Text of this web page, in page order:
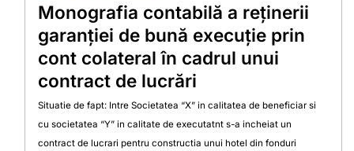
Monografia contabilă a reținerii
garanției de bună execuție prin
cont colateral în cadrul unui
contract de lucrări
Situatie de fapt: Intre Societatea “X” in calitatea de beneficiar si
cu societatea “Y” in calitate de executatnt s-a incheiat un
contract de lucrari pentru constructia unui hotel din fonduri